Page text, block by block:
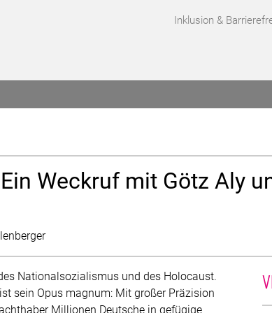
Inklusion &
Weckruf mit Götz Aly
Nationalsozialismus und des Holocaust.
ist sein Opus magnum: Mit großer Präzision
Millionen Deutsche in gefügige